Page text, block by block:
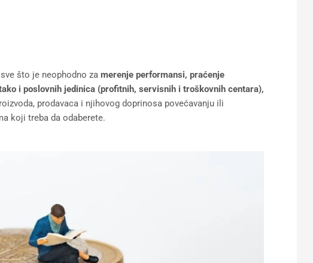
što je neophodno za merenje performansi, praćenje
i poslovnih jedinica (profitnih, servisnih i troškovnih centara),
prodavaca i njihovog doprinosa povećavanju ili
koji treba da odaberete.